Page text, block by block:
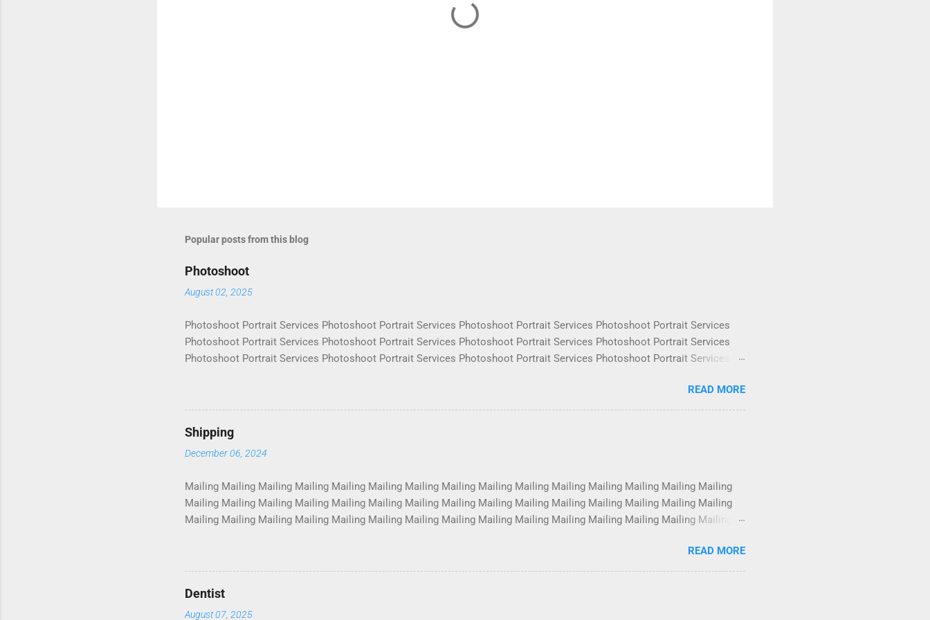
Popular posts from this blog
Photoshoot
August 02, 2025
Photoshoot Portrait Services Photoshoot Portrait Services Photoshoot Portrait Services Photoshoot Portrait Services
Photoshoot Portrait Services Photoshoot Portrait Services Photoshoot Portrait Services Photoshoot Portrait Services
Photoshoot Portrait Services Photoshoot Portrait Services Photoshoot Portrait Services Photoshoot Portrait Services
Photoshoot Portrait Services Photoshoot Portrait Services Photoshoot Portrait Services Photoshoot Portrait Services
Photoshoot Portrait Services Photoshoot Portrait Services Photoshoot Portrait Services Photoshoot Portrait Services
Photoshoot Portrait Services Photoshoot Portrait Services Photoshoot Portrait Services Photoshoot Portrait Services
Photoshoot Portrait Services Photoshoot Portrait Services Photoshoot Portrait Services Photoshoot Portrait Services
Photosho...
READ MORE
Shipping
December 06, 2024
Mailing Mailing Mailing Mailing Mailing Mailing Mailing Mailing Mailing Mailing Mailing Mailing Mailing Mailing Mailing
Mailing Mailing Mailing Mailing Mailing Mailing Mailing Mailing Mailing Mailing Mailing Mailing Mailing Mailing Mailing
Mailing Mailing Mailing Mailing Mailing Mailing Mailing Mailing Mailing Mailing Mailing Mailing Mailing Mailing Mailing
Mailing Mailing Mailing Mailing Mailing Mailing Mailing Mailing Mailing Mailing Mailing Mailing Mailing Mailing Mailing
Mailing Mailing Mailing Mailing Mailing Mailing Mailing Mailing Mailing Mailing Mailing Mailing Mailing Mailing Mailing
Mailing Mailing Mailing Mailing Mailing Mailing Mailing Mailing Mailing Mailing ...
READ MORE
Dentist
August 07, 2025